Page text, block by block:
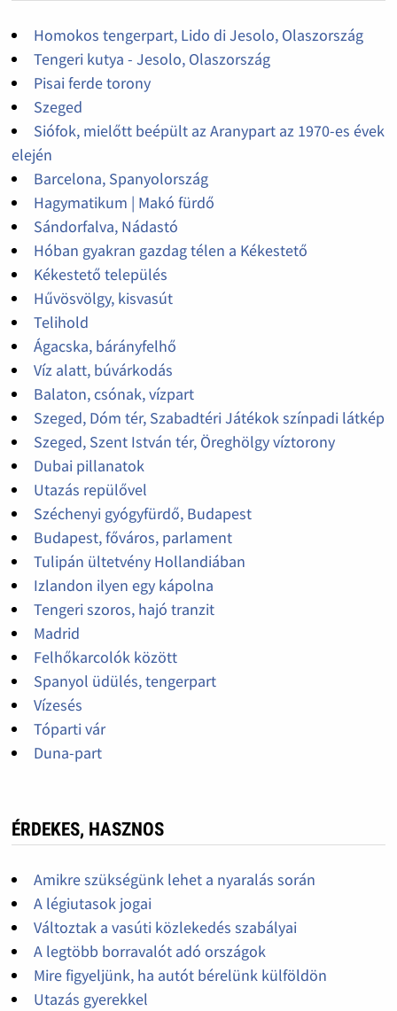
Homokos tengerpart, Lido di Jesolo, Olaszország
Tengeri kutya - Jesolo, Olaszország
Pisai ferde torony
Szeged
Siófok, mielőtt beépült az Aranypart az 1970-es évek
elején
Barcelona, Spanyolország
Hagymatikum | Makó fürdő
Sándorfalva, Nádastó
Hóban gyakran gazdag télen a Kékestető
Kékestető település
Hűvösvölgy, kisvasút
Telihold
Ágacska, bárányfelhő
Víz alatt, búvárkodás
Balaton, csónak, vízpart
Szeged, Dóm tér, Szabadtéri Játékok színpadi látkép
Szeged, Szent István tér, Öreghölgy víztorony
Dubai pillanatok
Utazás repülővel
Széchenyi gyógyfürdő, Budapest
Budapest, főváros, parlament
Tulipán ültetvény Hollandiában
Izlandon ilyen egy kápolna
Tengeri szoros, hajó tranzit
Madrid
Felhőkarcolók között
Spanyol üdülés, tengerpart
Vízesés
Tóparti vár
Duna-part
ÉRDEKES, HASZNOS
Amikre szükségünk lehet a nyaralás során
A légiutasok jogai
Változtak a vasúti közlekedés szabályai
A legtöbb borravalót adó országok
Mire figyeljünk, ha autót bérelünk külföldön
Utazás gyerekkel